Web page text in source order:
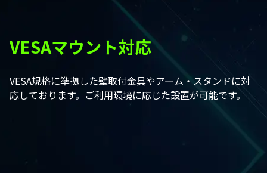
VESAマウント対応
VESA規格に準拠した壁取付金具やアーム・スタンドに対
応しております。ご利用環境に応じた設置が可能です。